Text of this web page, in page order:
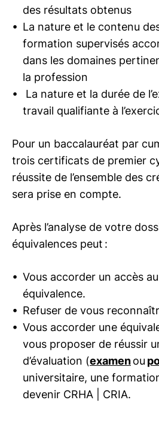
des résultats obtenus
La nature et le contenu
formation supervisés
dans les domaines
la profession
La nature et la durée de
travail qualifiante à
Pour un baccalauréat par
trois certificats de premier
réussite de l’ensemble des
sera prise en compte.
Après l’analyse de votre
équivalences peut :
Vous accorder un accès
équivalence.
Refuser de vous
Vous accorder une
vous proposer de réussir
d’évaluation (examenou
universitaire, une
devenir CRHA | CRIA.